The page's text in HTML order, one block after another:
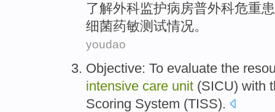
了解外科监护病房普外科危重
细菌药敏测试情况。
youdao
Objective: To evaluate the
intensive care unit (SICU) with
Scoring System (TISS).